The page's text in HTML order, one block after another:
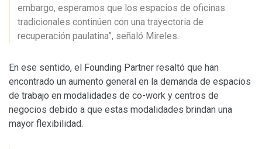
embargo, esperamos que los espacios de oficinas
tradicionales continúen con una trayectoria de
recuperación paulatina”, señaló Mireles.
En ese sentido, el Founding Partner resaltó que han
encontrado un aumento general en la demanda de espacios
de trabajo en modalidades de co-work y centros de
negocios debido a que estas modalidades brindan una
mayor flexibilidad.